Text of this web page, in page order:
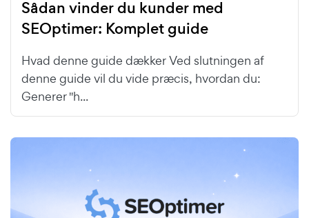
Sådan vinder du kunder med
SEOptimer: Komplet guide
Hvad denne guide dækker Ved slutningen af
denne guide vil du vide præcis, hvordan du:
Generer "h...